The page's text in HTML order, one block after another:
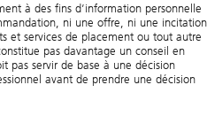
à des fins d’information personnelle
ni une offre, ni une incitation
et services de placement ou tout autre
pas davantage un conseil en
pas servir de base à une décision
avant de prendre une décision